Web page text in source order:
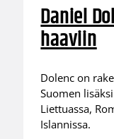
Daniel
haaviin
Dolenc on
Suomen
Liettuassa,
Islannissa.